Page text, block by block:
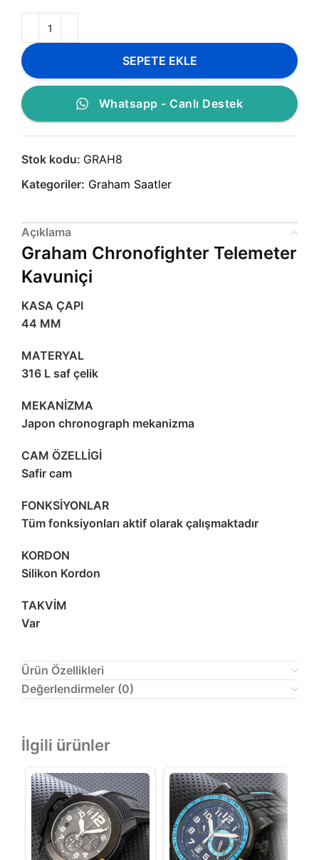
SEPETE EKLE
Whatsapp - Canlı Destek
Stok kodu: GRAH8
Kategoriler: Graham Saatler
Açıklama
Graham Chronofighter Telemeter
Kavuniçi
KASA ÇAPI
44 MM
MATERYAL
316 L saf çelik
MEKANİZMA
Japon chronograph mekanizma
CAM ÖZELLİGİ
Safir cam
FONKSİYONLAR
Tüm fonksiyonları aktif olarak çalışmaktadır
KORDON
Silikon Kordon
TAKVİM
Var
Ürün Özellikleri
Değerlendirmeler (0)
İlgili ürünler